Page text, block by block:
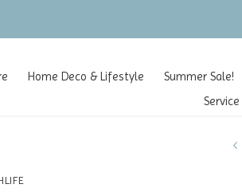
Home Deco & Lifestyle Summer Sale!
Service